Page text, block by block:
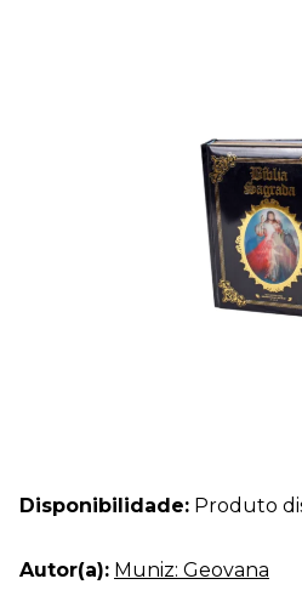
Disponibilidade: Produto
Autor(a): Muniz: Geovana